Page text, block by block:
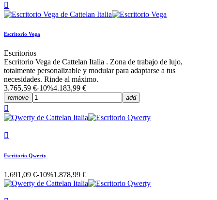

Escritorio Vega
Escritorios
Escritorio Vega de Cattelan Italia . Zona de trabajo de lujo,
totalmente personalizable y modular para adaptarse a tus
necesidades. Rinde al máximo.
3.765,59 €-10%4.183,99 €
remove add


Escritorio Qwerty
1.691,09 €-10%1.878,99 €